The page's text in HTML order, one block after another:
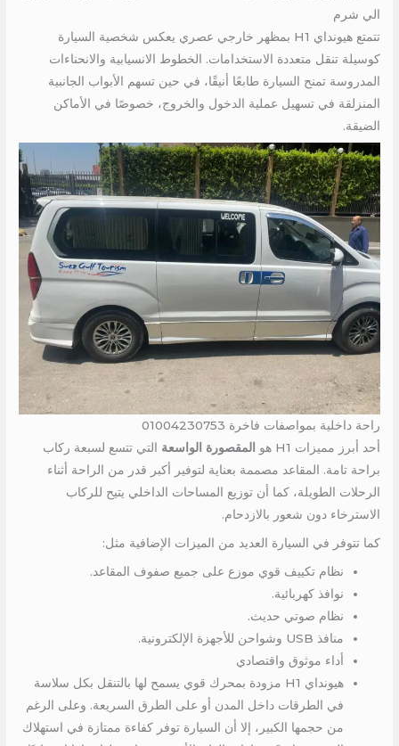
الي شرم
تتمتع هيونداي H1 بمظهر خارجي عصري يعكس شخصية السيارة
كوسيلة تنقل متعددة الاستخدامات. الخطوط الانسيابية والانحناءات
المدروسة تمنح السيارة طابعًا أنيقًا، في حين تسهم الأبواب الجانبية
المنزلقة في تسهيل عملية الدخول والخروج، خصوصًا في الأماكن
الضيقة.
راحة داخلية بمواصفات فاخرة 01004230753
أحد أبرز مميزات H1 هو
المقصورة الواسعة التي تتسع لسبعة ركاب
براحة تامة. المقاعد مصممة بعناية لتوفير أكبر قدر من الراحة أثناء
الرحلات الطويلة، كما أن توزيع المساحات الداخلي يتيح للركاب
الاسترخاء دون شعور بالازدحام.
كما تتوفر في السيارة العديد من الميزات الإضافية مثل:
نظام تكييف قوي موزع على جميع صفوف المقاعد.
نوافذ كهربائية.
نظام صوتي حديث.
منافذ USB وشواحن للأجهزة الإلكترونية.
أداء موثوق واقتصادي
هيونداي H1 مزودة بمحرك قوي يسمح لها بالتنقل بكل سلاسة
في الطرقات داخل المدن أو على الطرق السريعة. وعلى الرغم
من حجمها الكبير، إلا أن السيارة توفر كفاءة ممتازة في استهلاك